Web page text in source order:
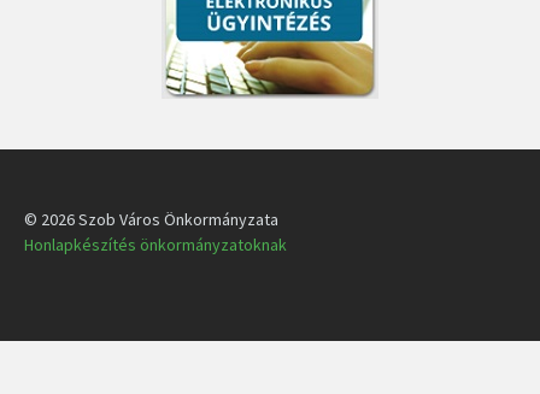
© 2026 Szob Város Önkormányzata
Honlapkészítés önkormányzatoknak